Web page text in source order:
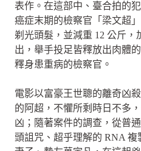
表作。在這部中、臺合拍的
癌症末期的檢察官「梁文超
剃光頭髮，並減重 12 公斤
出，舉手投足皆釋放出肉體
釋身患重病的檢察官。
電影以富豪王世聰的離奇凶
的阿超，不懼所剩時日不多
凶；隨著案件的調查，從普
頭詛咒、超乎理解的 RNA 複